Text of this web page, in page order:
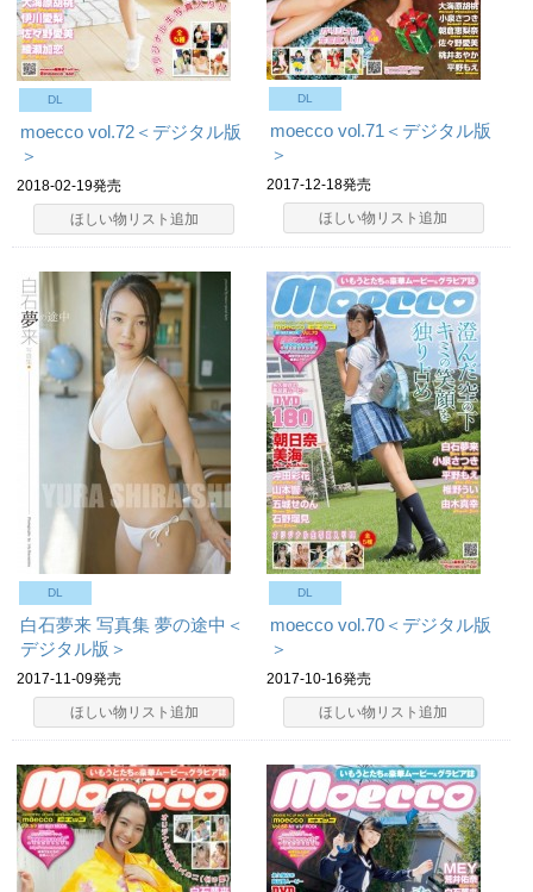
DL
moecco vol.72＜デジタル版
＞
2018-02-19発売
ほしい物リスト追加
DL
moecco vol.71＜デジタル版
＞
2017-12-18発売
ほしい物リスト追加
DL
白石夢来 写真集 夢の途中＜
デジタル版＞
2017-11-09発売
ほしい物リスト追加
DL
moecco vol.70＜デジタル版
＞
2017-10-16発売
ほしい物リスト追加